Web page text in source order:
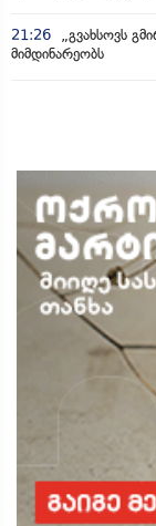
21:26
„გვახსოვს
მიმდინარეობს